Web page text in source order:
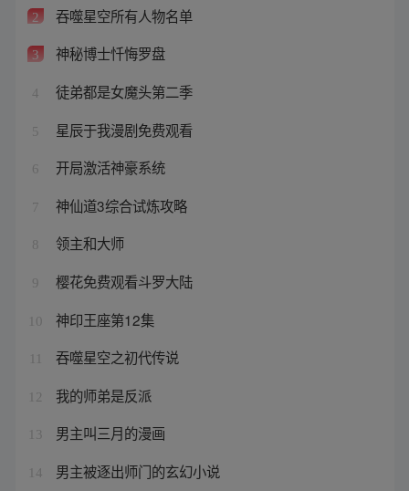
2 吞噬星空所有人物名单
3 神秘博士忏悔罗盘
4 徒弟都是女魔头第二季
5 星辰于我漫剧免费观看
6 开局激活神豪系统
7 神仙道3综合试炼攻略
8 领主和大师
9 樱花免费观看斗罗大陆
10 神印王座第12集
吞噬星空之初代传说
12 我的师弟是反派
13 男主叫三月的漫画
14 男主被逐出师门的玄幻小说